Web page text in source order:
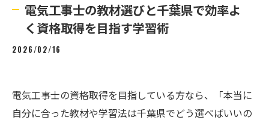
電気工事士の教材選びと千葉県で効率よ
く資格取得を目指す学習術
2026/02/16
電気工事士の資格取得を目指している方なら、「本当に
自分に合った教材や学習法は千葉県でどう選べばいいの